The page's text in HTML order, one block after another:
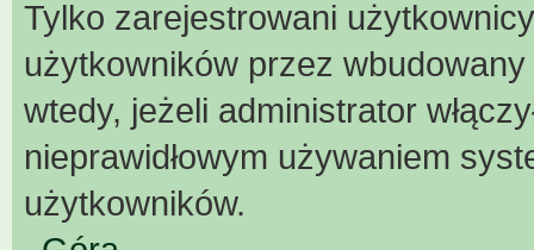
Tylko zarejestrowani
użytkowników przez
wtedy, jeżeli administrator
nieprawidłowym używaniem
użytkowników.